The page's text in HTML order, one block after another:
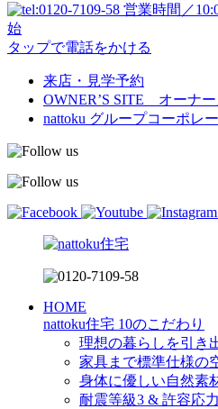
営業時間／
始
タップで電話をかける
来店・見学予約
OWNER’S SITE オーナー
nattoku グループコーポレ
HOME
nattoku住宅 10のこだわり
理想の暮らしを引き
家具まで標準仕様の
身体に優しい自然素
耐震等級3 & 許容応